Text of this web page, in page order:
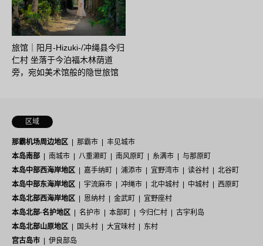
旅馆｜阳月-Hizuki-/冲绳县今归
仁村 坐落于今泊福木林荫道
旁，宛如美术馆般的隐世旅馆
区域
那霸机场周边地区 那霸市
丰见城市
本岛南部
南城市 八重濑町 南风原町 糸满市
与那原町
本岛中部西海岸地区
嘉手纳町 浦添市 宜野湾市 读谷村
北谷町
本岛中部东海岸地区
宇流麻市 冲绳市 北中城村 中城村
西原町
本岛北部西海岸地区
恩纳村 金武町
宜野座村
本岛北部·名护地区
名护市 本部町 今归仁村
古宇利岛
本岛北部山原地区
国头村 大宜味村
东村
宫古岛市
伊良部岛